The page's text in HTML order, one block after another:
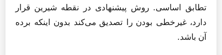
تطابق اساسی. روش پیشنهادی در نقطه شیرین قرار
دارد، غیرخطی بودن را تصدیق می‌کند بدون اینکه برده
آن باشد.